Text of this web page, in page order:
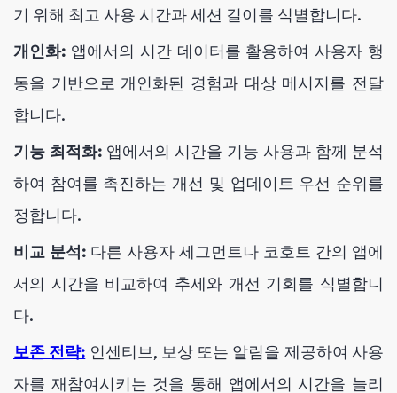
기 위해 최고 사용 시간과 세션 길이를 식별합니다.
개인화: 앱에서의 시간 데이터를 활용하여 사용자 행
동을 기반으로 개인화된 경험과 대상 메시지를 전달
합니다.
기능 최적화: 앱에서의 시간을 기능 사용과 함께 분석
하여 참여를 촉진하는 개선 및 업데이트 우선 순위를
정합니다.
비교 분석: 다른 사용자 세그먼트나 코호트 간의 앱에
서의 시간을 비교하여 추세와 개선 기회를 식별합니
다.
보존 전략: 인센티브, 보상 또는 알림을 제공하여 사용
자를 재참여시키는 것을 통해 앱에서의 시간을 늘리